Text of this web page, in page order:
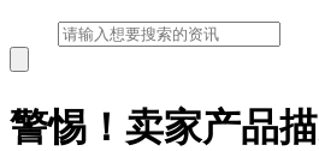
警惕！卖家产品